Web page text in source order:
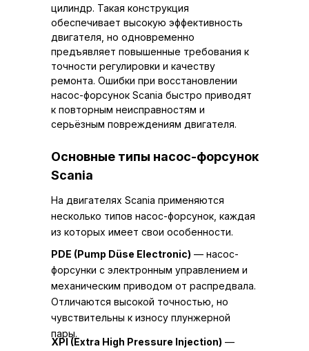
цилиндр. Такая конструкция
обеспечивает высокую эффективность
двигателя, но одновременно
предъявляет повышенные требования к
точности регулировки и качеству
ремонта. Ошибки при восстановлении
насос-форсунок Scania быстро приводят
к повторным неисправностям и
серьёзным повреждениям двигателя.
Основные типы насос-форсунок
Scania
На двигателях Scania применяются
несколько типов насос-форсунок, каждая
из которых имеет свои особенности.
PDE (Pump Düse Electronic) — насос-
форсунки с электронным управлением и
механическим приводом от распредвала.
Отличаются высокой точностью, но
чувствительны к износу плунжерной
пары.
XPI (Extra High Pressure Injection) —